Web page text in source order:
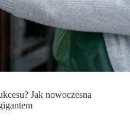
Jak nowoczesna